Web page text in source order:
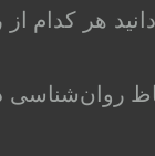
هر کدام